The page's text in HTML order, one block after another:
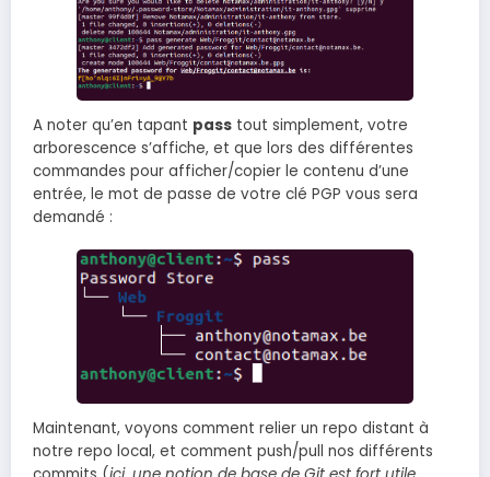
A noter qu’en tapant pass tout simplement, votre
arborescence s’affiche, et que lors des différentes
commandes pour afficher/copier le contenu d’une
entrée, le mot de passe de votre clé PGP vous sera
demandé :
Maintenant, voyons comment relier un repo distant à
notre repo local, et comment push/pull nos différents